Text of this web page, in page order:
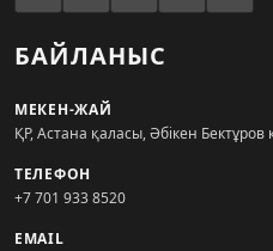
БАЙЛАНЫС
МЕКЕН-ЖАЙ
ҚР, Астана қаласы, Әбікен Бектұров
ТЕЛЕФОН
+7 701 933 8520
EMAIL